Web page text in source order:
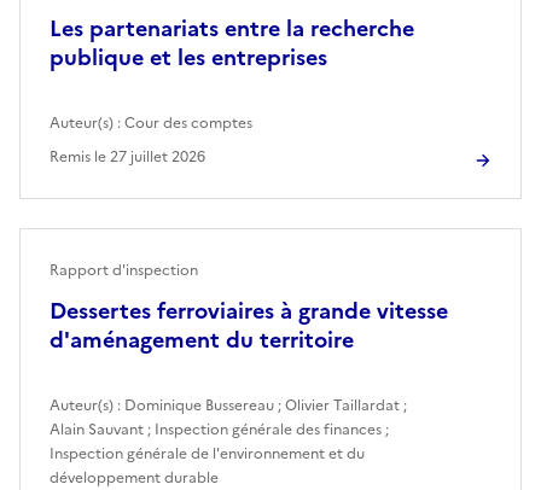
Les partenariats entre la recherche
publique et les entreprises
Auteur(s) :Cour des comptes
Remis le27 juillet 2026
Dessertes ferroviaires à grande vitesse
d'aménagement du territoire
Rapport d'inspection
Auteur(s) : Dominique Bussereau ;Olivier Taillardat ;
Alain Sauvant ; Inspection générale des finances ;
Inspection générale de l'environnement et du
développement durable